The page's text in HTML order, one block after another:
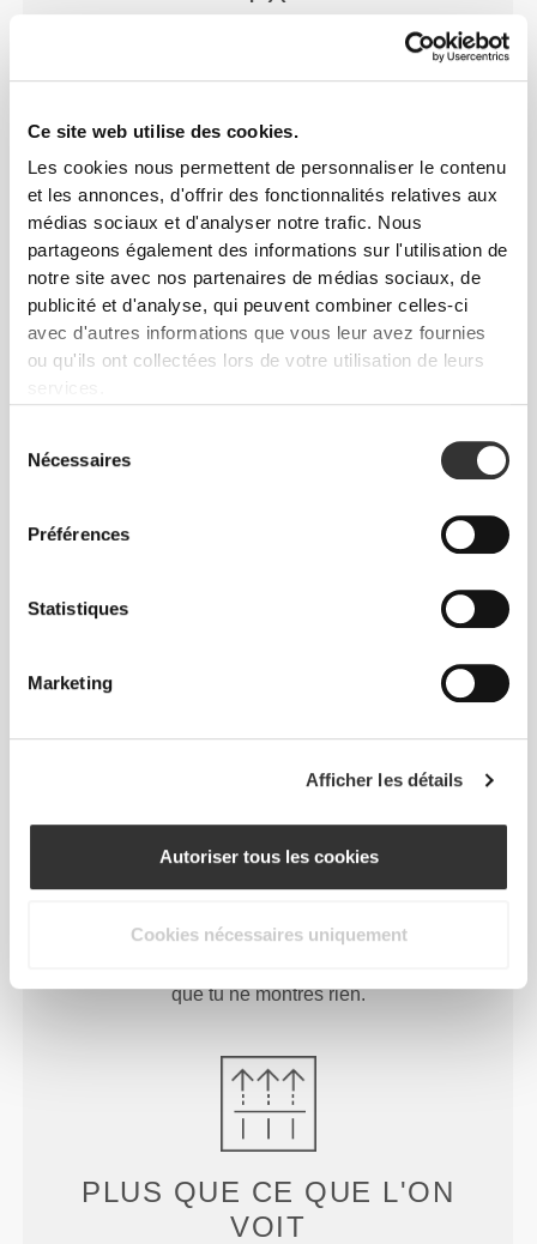
Ce site web utilise des cookies.
Les cookies nous permettent de personnaliser le contenu
et les annonces, d'offrir des fonctionnalités relatives aux
médias sociaux et d'analyser notre trafic. Nous
partageons également des informations sur l'utilisation de
notre site avec nos partenaires de médias sociaux, de
publicité et d'analyse, qui peuvent combiner celles-ci
avec d'autres informations que vous leur avez fournies
ou qu'ils ont collectées lors de votre utilisation de leurs
services.
Nécessaires
Préférences
Statistiques
Marketing
Afficher les détails
Autoriser tous les cookies
Cookies nécessaires uniquement
Tissu spécial en nid d'abeille qui ajoute un effet de
camouflage rassurant, pour un confort accru et une
AIRMOTION
Notre fibre la plus fraîche, la plus légère et la plus
soyeuse, conçue pour favoriser l'évaporation de la
Nos vêtements privilégient la compression et
l'extensibilité et sont conçus pour bouger avec toi.
CENTRÉ SURL'ESSENTIEL
La taille haute aplatit et maintient la sangle
que tu ne montres rien.
PLUS QUE CE QUE L'ON
VOIT